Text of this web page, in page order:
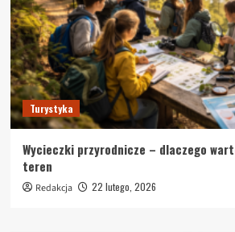
Turystyka
Wycieczki przyrodnicze – dlaczego
teren
Redakcja 22 lutego, 2026